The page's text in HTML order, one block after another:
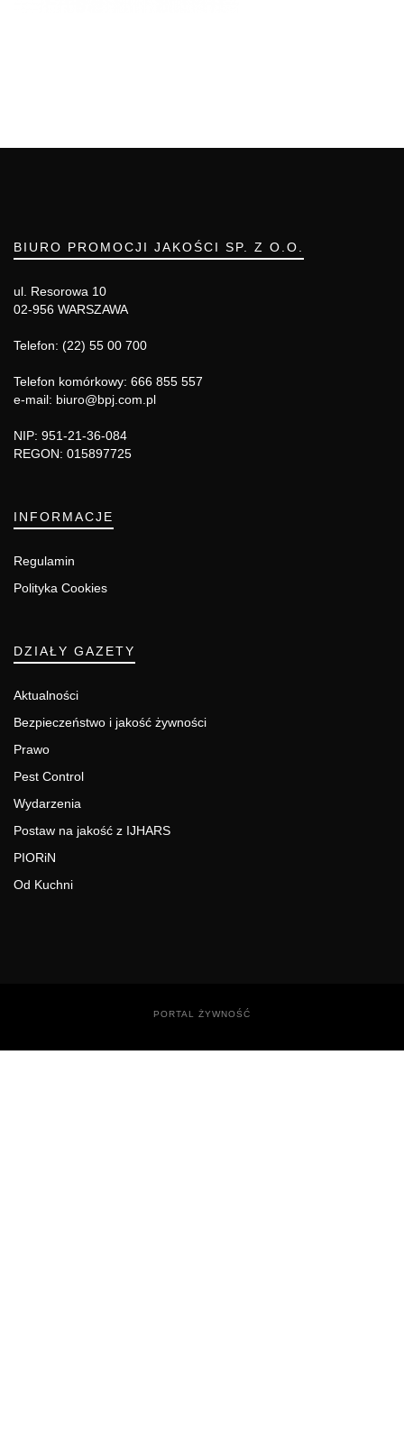
BIURO PROMOCJI JAKOŚCI SP. Z O.O.
ul. Resorowa 10
02-956 WARSZAWA
Telefon: (22) 55 00 700
Telefon komórkowy: 666 855 557
e-mail: biuro@bpj.com.pl
NIP: 951-21-36-084
REGON: 015897725
INFORMACJE
Regulamin
Polityka Cookies
DZIAŁY GAZETY
Aktualności
Bezpieczeństwo i jakość żywności
Prawo
Pest Control
Wydarzenia
Postaw na jakość z IJHARS
PIORiN
Od Kuchni
PORTAL ŻYWNOŚĆ